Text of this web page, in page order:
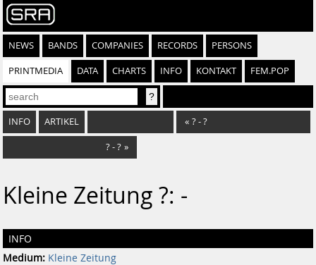
NEWS BANDS COMPANIES RECORDS PERSONS
PRINTMEDIA DATA CHARTS INFO KONTAKT FEM.POP
INFO ARTIKEL « ? - ?
? - ? »
Kleine Zeitung ?: -
INFO
Medium: Kleine Zeitung